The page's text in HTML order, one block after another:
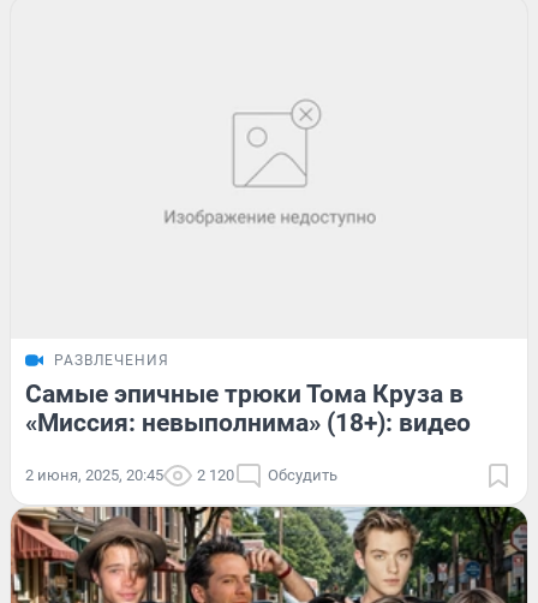
РАЗВЛЕЧЕНИЯ
Самые эпичные трюки Тома Круза в
«Миссия: невыполнима» (18+): видео
2 июня, 2025, 20:45 2 120 Обсудить